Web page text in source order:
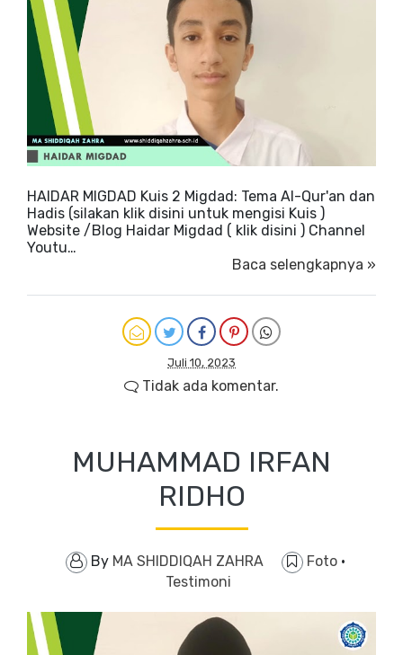
HAIDAR MIGDAD Kuis 2 Migdad: Tema Al-Qur'an dan
Hadis (silakan klik disini untuk mengisi Kuis )
Website /Blog Haidar Migdad ( klik disini ) Channel
Youtu…
Baca selengkapnya »
Juli 10, 2023
Tidak ada komentar.
MUHAMMAD IRFAN
RIDHO
By MA SHIDDIQAH ZAHRA Foto ·
Testimoni